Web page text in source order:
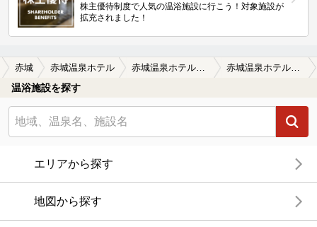
株主優待制度で人気の温浴施設に行こう！対象施設が
拡充されました！
赤城 赤城温泉ホテル
温浴施設を探す
エリアから探す
地図から探す